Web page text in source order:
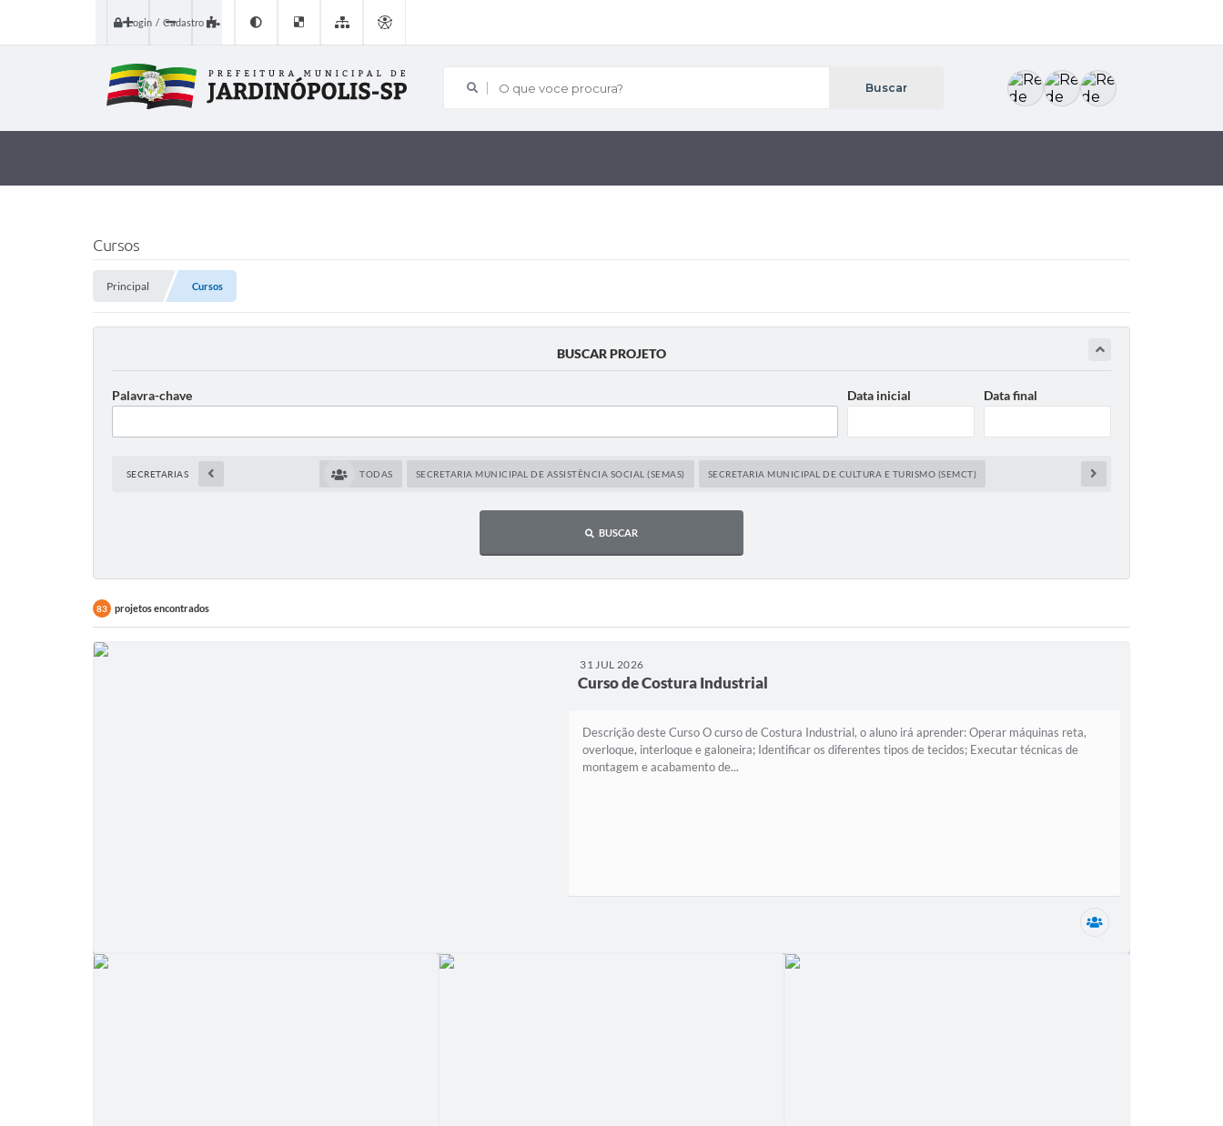
Login / Cadastro
O que voce procura?
Cursos
Principal Cursos
BUSCAR PROJETO
Palavra-chave Data inicial Data final
SECRETARIAS TODAS SECRETARIA MUNICIPAL DE ASSISTÊNCIA SOCIAL (SEMAS) SECRETARIA MUNICIPAL DE CULTURA E TURISMO (SEMCT)
BUSCAR
83 projetos encontrados
31 JUL 2026
Curso de Costura Industrial
Descrição deste Curso O curso de Costura Industrial, o aluno irá aprender: Operar máquinas reta,
overloque, interloque e galoneira; Identificar os diferentes tipos de tecidos; Executar técnicas de
montagem e acabamento de...